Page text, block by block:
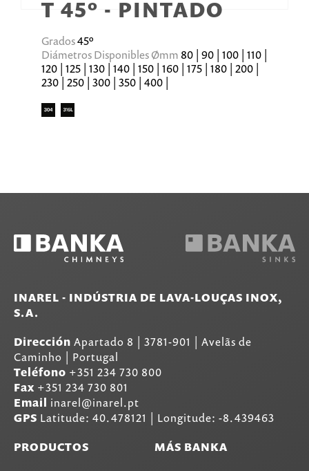
T 45º - PINTADO
Grados45º
Diámetros Disponibles Ømm 80 | 90 | 100 | 110 |
120 | 125 | 130 | 140 | 150 | 160 | 175 | 180 | 200 |
230 | 250 | 300 | 350 | 400 |
INAREL - INDÚSTRIA DE LAVA-LOUÇAS INOX,
S.A.
Dirección Apartado 8 3781-901
Avelãs de
Caminho | Portugal
Teléfono +351 234 730 800
Fax +351 234 730 801
Email inarel@inarel.pt
GPS Latitude: 40.478121 | Longitude: -8.439463
PRODUCTOS
MÁS BANKA